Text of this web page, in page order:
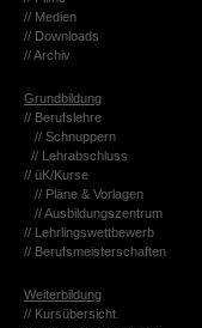
// Me­di­en
// Down­loads
// Ar­chiv
Grund­bil­dung
// Be­rufs­leh­re
// Schnup­pern
// Lehr­ab­schluss
// üK/Kurse
// Pläne & Vor­la­gen
// Aus­bil­dungs­zen­trum
// Lehr­lings­wett­be­werb
// Be­rufs­meis­ter­schaf­ten
Wei­ter­bil­dung
// Kurs­über­sicht